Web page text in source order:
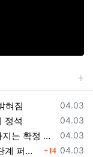
등록일
04.03
혀짐
등록일
04.03
정석
등록일
04.03
붉은사막-반려동물 친밀도 올리는 법, 강아지는 확정 고양이는 조건 확인
등록일
04.03
챕터9 퍼즐 막혔다면? 어비스 하늘길 + 3단계 퍼즐 공략 순서 정리 (길찾기 포함) 댓글
14